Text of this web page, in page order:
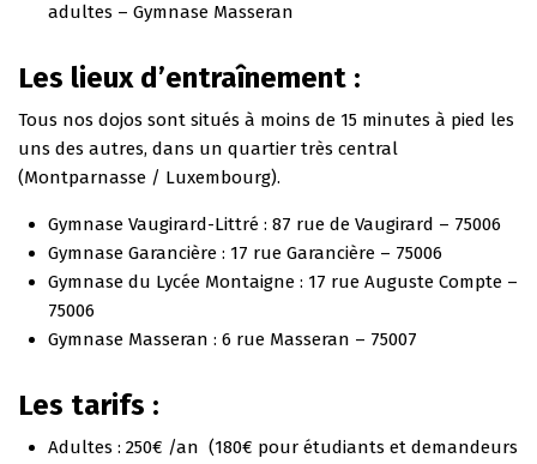
adultes – Gymnase Masseran
Les lieux d’entraînement :
Tous nos dojos sont situés à moins de 15 minutes à pied les
uns des autres, dans un quartier très central
(Montparnasse / Luxembourg).
Gymnase Vaugirard-Littré : 87 rue de Vaugirard – 75006
Gymnase Garancière : 17 rue Garancière – 75006
Gymnase du Lycée Montaigne : 17 rue Auguste Compte –
75006
Gymnase Masseran : 6 rue Masseran – 75007
Les tarifs :
Adultes : 250€ /an (180€ pour étudiants et demandeurs